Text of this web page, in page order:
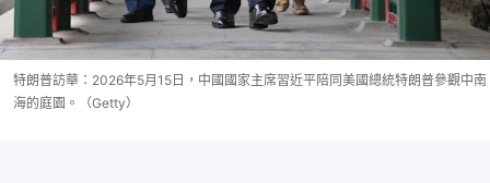
特朗普訪華：2026年5月15日，中國國家主席習近平陪同美國總統特朗普參觀中南
海的庭園。（Getty）